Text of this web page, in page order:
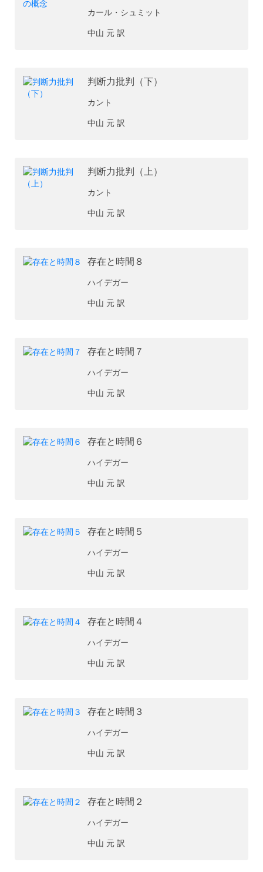
カール・シュミット
中山 元 訳
判断力批判（下）
カント
中山 元 訳
判断力批判（上）
カント
中山 元 訳
存在と時間８
ハイデガー
中山 元 訳
存在と時間７
ハイデガー
中山 元 訳
存在と時間６
ハイデガー
中山 元 訳
存在と時間５
ハイデガー
中山 元 訳
存在と時間４
ハイデガー
中山 元 訳
存在と時間３
ハイデガー
中山 元 訳
存在と時間２
ハイデガー
中山 元 訳